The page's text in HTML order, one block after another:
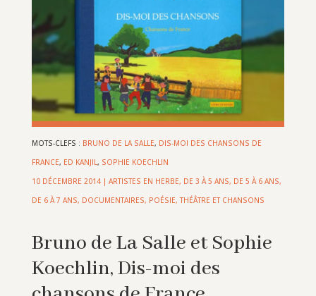
MOTS-CLEFS : BRUNO DE LA SALLE, DIS-MOI DES CHANSONS DE
FRANCE, ED KANJIL , SOPHIE KOECHLIN
10 DÉCEMBRE 2014| ARTISTES EN HERBE, DE 3 À 5 ANS, DE 5 À 6 ANS,
DE 6 À 7 ANS, DOCUMENTAIRES, POÉSIE, THÉÂTRE ET CHANSONS
Bruno de La Salle et Sophie
Koechlin, Dis-moi des